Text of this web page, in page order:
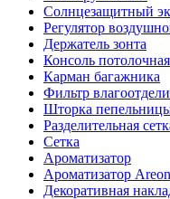
Солнцезащитный
Регулятор
Держатель зонта
Консоль потолочная
Карман багажника
Фильтр
Шторка
Разделительная
Сетка
Ароматизатор
Ароматизатор
Декоративная